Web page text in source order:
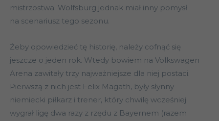
mistrzostwa. Wolfsburg jednak miał inny pomysł
na scenariusz tego sezonu.
Żeby opowiedzieć tę historię, należy cofnąć się
jeszcze o jeden rok. Wtedy bowiem na Volkswagen
Arena zawitały trzy najważniejsze dla niej postaci.
Pierwszą z nich jest Felix Magath, były słynny
niemiecki piłkarz i trener, który chwilę wcześniej
wygrał ligę dwa razy z rzędu z Bayernem (razem